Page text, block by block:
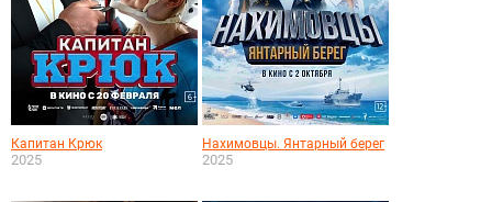
Капитан Крюк
2025
Нахимовцы. Янтарный берег
2025